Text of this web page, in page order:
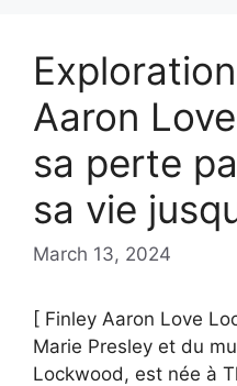
Aaron
sa perte
sa vie
March 13, 2024
[ Finley Aaron Love
Marie Presley et du
Lockwood, est née à